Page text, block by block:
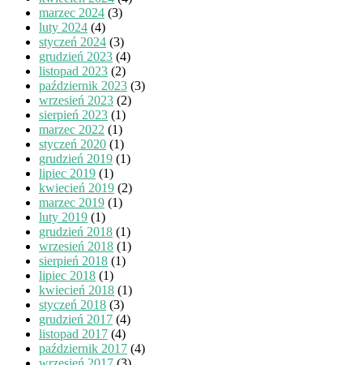
marzec 2024 (3)
luty 2024 (4)
styczeń 2024 (3)
grudzień 2023 (4)
listopad 2023 (2)
październik 2023 (3)
wrzesień 2023 (2)
sierpień 2023 (1)
marzec 2022 (1)
styczeń 2020 (1)
grudzień 2019 (1)
lipiec 2019 (1)
kwiecień 2019 (2)
marzec 2019 (1)
luty 2019 (1)
grudzień 2018 (1)
wrzesień 2018 (1)
sierpień 2018 (1)
lipiec 2018 (1)
kwiecień 2018 (1)
styczeń 2018 (3)
grudzień 2017 (4)
listopad 2017 (4)
październik 2017 (4)